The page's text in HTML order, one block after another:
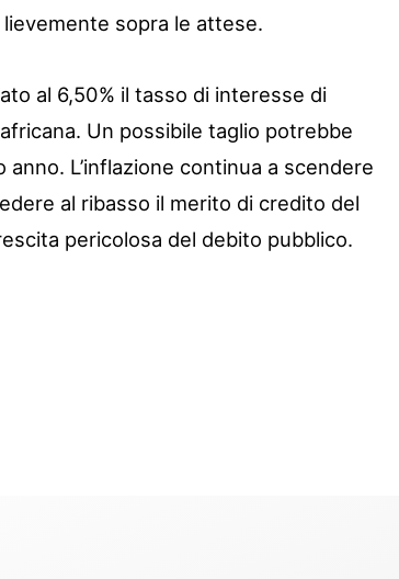
sopra le attese.
al 6,50% il tasso di interesse di
Un possibile taglio potrebbe
L’inflazione continua a scendere
al ribasso il merito di credito del
pericolosa del debito pubblico.